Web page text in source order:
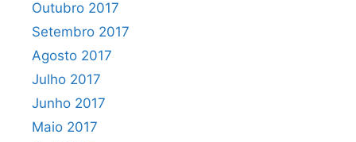
Outubro 2017
Setembro 2017
Agosto 2017
Julho 2017
Junho 2017
Maio 2017